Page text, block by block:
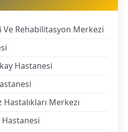
Ve Rehabilitasyon Merkezi
Hastanesi
Merkezı